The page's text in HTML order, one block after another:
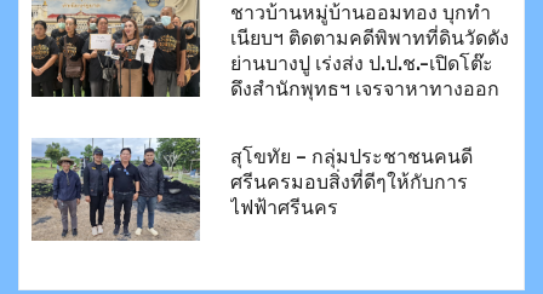
ชาวบ้านหมู่บ้านออมทอง บุกทำ
เนียบฯ ติดตามคดีพิพาทที่ดินวัดดัง
ย่านบางปู เร่งส่ง ป.ป.ช.-เปิดโต๊ะ
ดึงสำนักพุทธฯ เจรจาหาทางออก
สุโขทัย – กลุ่มประชาชนคนดี
ศรีนครมอบสิ่งที่ดีๆให้กับการ
ไฟฟ้าศรีนคร